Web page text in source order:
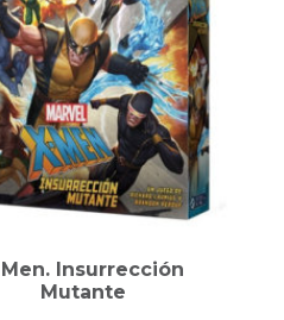
Men. Insurrección
Mutante